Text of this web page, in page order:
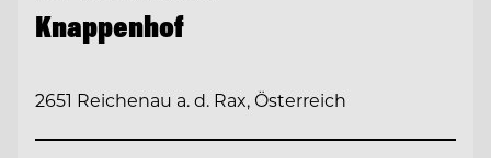
Knappenhof
2651 Reichenau a. d. Rax, Österreich